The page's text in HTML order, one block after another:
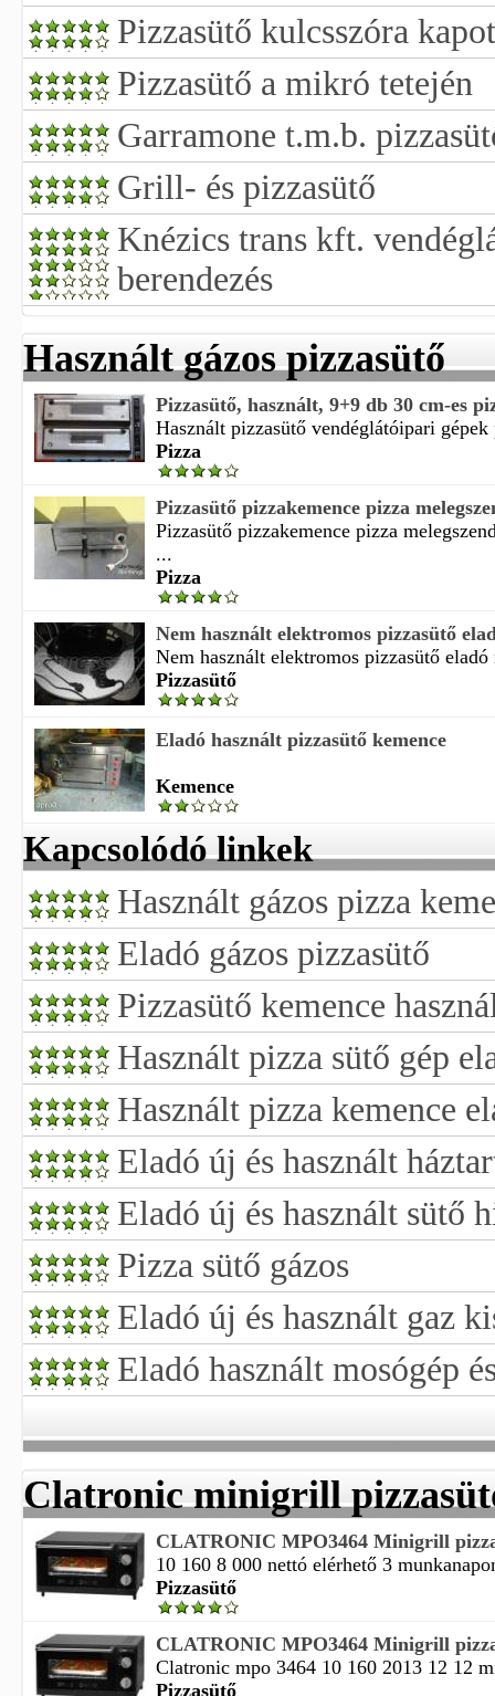
Pizzasütő kulcsszóra
Pizzasütő a mikró tetején
Garramone t.m.b.
Grill- és pizzasütő
Knézics trans kft.
berendezés
Használt gázos pizzasütő
Pizzasütő, használt, 9+9 db 30 cm-es
Használt pizzasütő vendéglátóipari
Pizza
Pizzasütő pizzakemence pizza
Pizzasütő pizzakemence pizza
...
Pizza
Nem használt elektromos pizzasütő
Nem használt elektromos pizzasütő eladó
Pizzasütő
Eladó használt pizzasütő kemence
Kemence
Kapcsolódó linkek
Használt gázos pizza
Eladó gázos pizzasütő
Pizzasütő kemence
Használt pizza sütő gép
Használt pizza kemence
Eladó új és használt
Eladó új és használt sütő
Pizza sütő gázos
Eladó új és használt gaz
Eladó használt mosógép
Clatronic minigrill
CLATRONIC MPO3464 Minigrill
10 160 8 000 nettó elérhető 3
Pizzasütő
CLATRONIC MPO3464 Minigrill
Clatronic mpo 3464 10 160 2013 12 12
Pizzasütő